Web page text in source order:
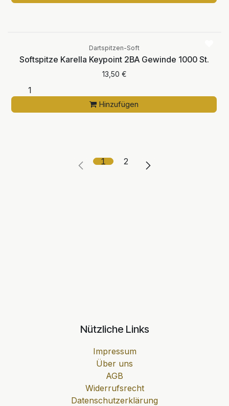
Dartspitzen-Soft
Softspitze Karella Keypoint 2BA Gewinde 1000 St.
13,50 €
Hinzufügen
1 2
Nützliche Links
Impressum
Über uns
AGB
Widerrufsrecht
Datenschutzerklärung